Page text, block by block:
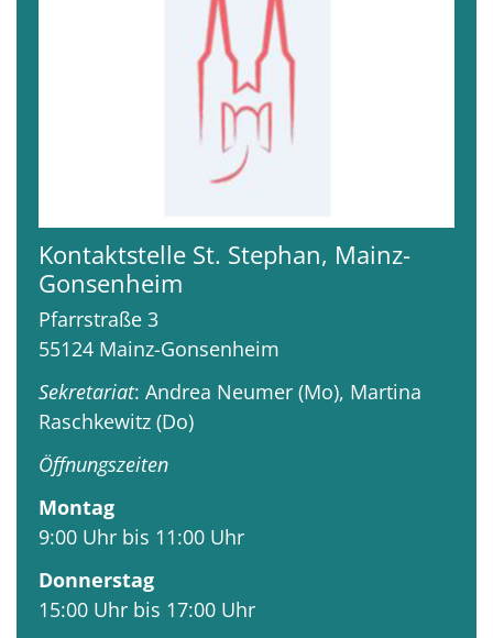
Kontaktstelle St. Stephan, Mainz-
Gonsenheim
Pfarrstraße 3
55124 Mainz-Gonsenheim
Sekretariat: Andrea Neumer (Mo), Martina
Raschkewitz (Do)
Öffnungszeiten
Montag
9:00 Uhr bis 11:00 Uhr
Donnerstag
15:00 Uhr bis 17:00 Uhr